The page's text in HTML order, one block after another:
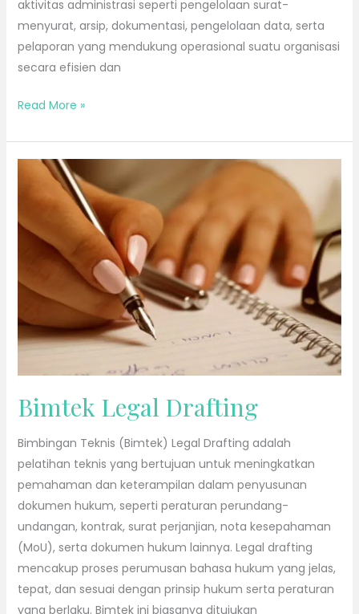
aktivitas administrasi seperti pengelolaan surat-
menyurat, arsip, dokumentasi, pengelolaan data, serta
pelaporan yang mendukung operasional suatu organisasi
secara efisien dan
Read More »
Bimtek Legal Drafting
Bimbingan Teknis (Bimtek) Legal Drafting adalah
pelatihan teknis yang bertujuan untuk meningkatkan
pemahaman dan keterampilan dalam penyusunan
dokumen hukum, seperti peraturan perundang-
undangan, kontrak, surat perjanjian, nota kesepahaman
(MoU), serta dokumen hukum lainnya. Legal drafting
mencakup proses perumusan bahasa hukum yang jelas,
tepat, dan sesuai dengan prinsip hukum serta peraturan
yang berlaku. Bimtek ini biasanya ditujukan
Bimtek
Drafting